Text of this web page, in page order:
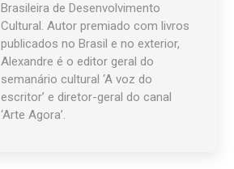
Brasileira de Desenvolvimento
Cultural. Autor premiado com livros
publicados no Brasil e no exterior,
Alexandre é o editor geral do
semanário cultural ‘A voz do
escritor’ e diretor-geral do canal
‘Arte Agora’.